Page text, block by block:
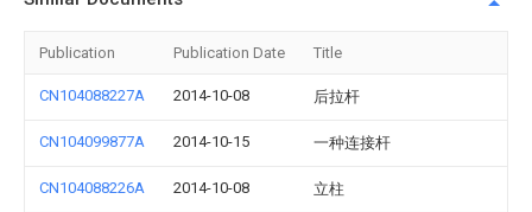
Publication Publication Date Title
CN104088227A 2014-10-08 后拉杆
CN104099877A 2014-10-15 一种连接杆
CN104088226A 2014-10-08 立柱